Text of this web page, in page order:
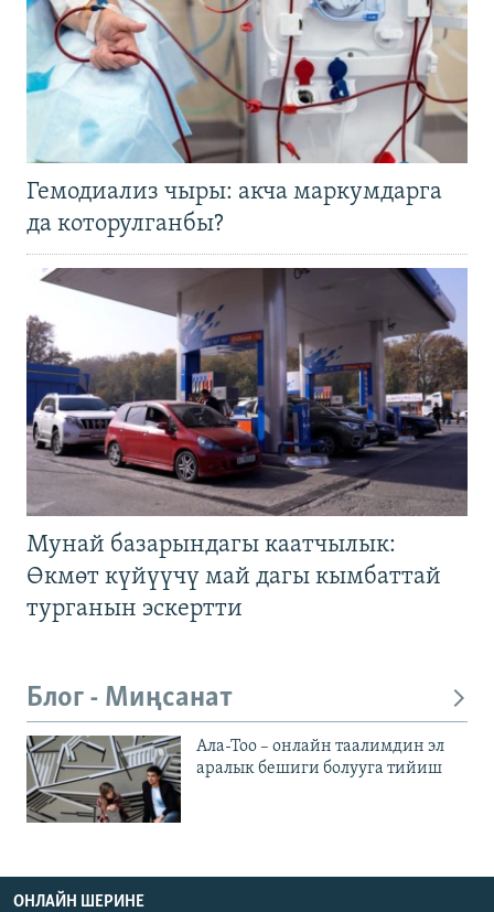
Гемодиализ чыры: акча маркумдарга
да которулганбы?
Мунай базарындагы каатчылык:
Өкмөт күйүүчү май дагы кымбаттай
турганын эскертти
Блог - Миңсанат
Ала-Тоо – онлайн таалимдин эл
аралык бешиги болууга тийиш
ОНЛАЙН ШЕРИНЕ